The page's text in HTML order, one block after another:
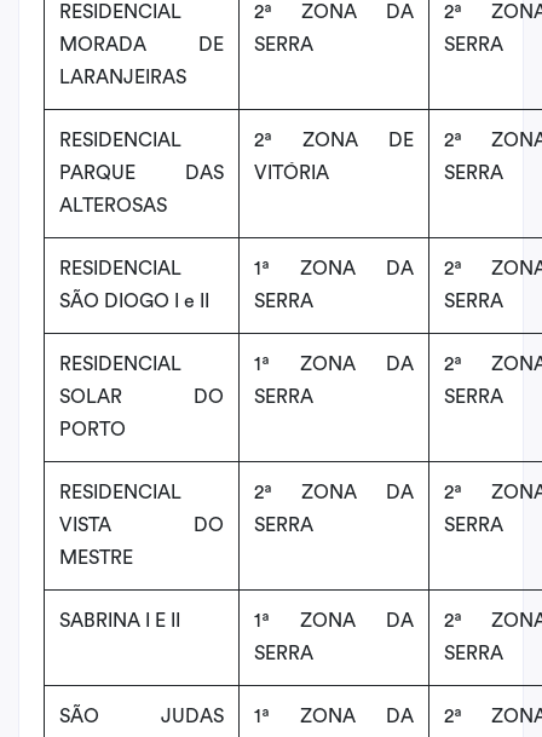
RESIDENCIAL
MORADA DE
LARANJEIRAS
2ª ZONA DA
SERRA
2ª
SERRA
RESIDENCIAL
PARQUE DAS
ALTEROSAS
2ª ZONA DE
VITÓRIA
2ª
SERRA
RESIDENCIAL
SÃO DIOGO I e II
1ª ZONA DA
SERRA
2ª
SERRA
RESIDENCIAL
SOLAR DO
PORTO
1ª ZONA DA
SERRA
2ª
SERRA
RESIDENCIAL
VISTA DO
MESTRE
2ª ZONA DA
SERRA
2ª
SERRA
SABRINA I E II
1ª ZONA DA
SERRA
2ª
SERRA
SÃO JUDAS
1ª ZONA DA
2ª